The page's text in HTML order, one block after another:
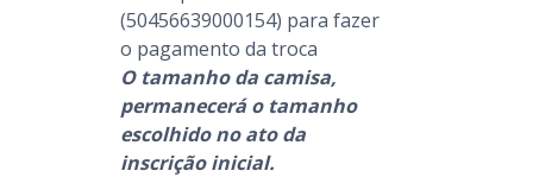
(50456639000154) para fazer
o pagamento da troca
O tamanho da camisa,
permanecerá o tamanho
escolhido no ato da
inscrição inicial.